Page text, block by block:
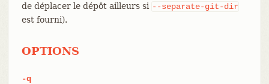
de déplacer le dépôt ailleurs si --separate-git-dir
est fourni).
OPTIONS
-q